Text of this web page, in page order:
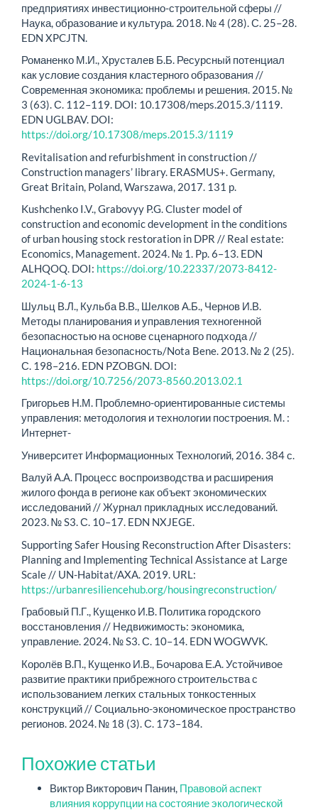
предприятиях инвестиционно-строительной сферы //
Наука, образование и культура. 2018. № 4 (28). С. 25–28.
EDN XPCJTN.
Романенко М.И., Хрусталев Б.Б. Ресурсный потенциал
как условие создания кластерного образования //
Современная экономика: проблемы и решения. 2015. №
3 (63). С. 112–119. DOI: 10.17308/meps.2015.3/1119.
EDN UGLBAV. DOI:
https://doi.org/10.17308/meps.2015.3/1119
Revitalisation and refurbishment in construction //
Construction managers’ library. ERASMUS+. Germany,
Great Britain, Poland, Warszawa, 2017. 131 p.
Kushchenko I.V., Grabovyy P.G. Cluster model of
construction and economic development in the conditions
of urban housing stock restoration in DPR // Real estate:
Economics, Management. 2024. № 1. Pp. 6–13. EDN
ALHQOQ. DOI: https://doi.org/10.22337/2073-8412-
2024-1-6-13
Шульц В.Л., Кульба В.В., Шелков А.Б., Чернов И.В.
Методы планирования и управления техногенной
безопасностью на основе сценарного подхода //
Национальная безопасность/Nota Bene. 2013. № 2 (25).
С. 198–216. EDN PZOBGN. DOI:
https://doi.org/10.7256/2073-8560.2013.02.1
Григорьев Н.М. Проблемно-ориентированные системы
управления: методология и технологии построения. М. :
Интернет-
Университет Информационных Технологий, 2016. 384 с.
Валуй А.А. Процесс воспроизводства и расширения
жилого фонда в регионе как объект экономических
исследований // Журнал прикладных исследований.
2023. № S3. С. 10–17. EDN NXJEGE.
Supporting Safer Housing Reconstruction After Disasters:
Planning and Implementing Technical Assistance at Large
Scale // UN-Habitat/AXA. 2019. URL:
https://urbanresiliencehub.org/housingreconstruction/
Грабовый П.Г., Кущенко И.В. Политика городского
восстановления // Недвижимость: экономика,
управление. 2024. № S3. С. 10–14. EDN WOGWVK.
Королёв В.П., Кущенко И.В., Бочарова Е.А. Устойчивое
развитие практики прибрежного строительства с
использованием легких стальных тонкостенных
конструкций // Социально-экономическое пространство
регионов. 2024. № 18 (3). С. 173–184.
Похожие статьи
Виктор Викторович Панин, Правовой аспект
влияния коррупции на состояние экологической